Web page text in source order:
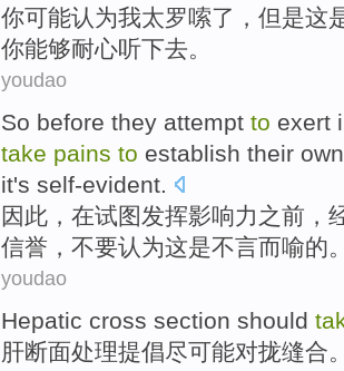
你可能认为我太罗嗦了， 但是这
你能够耐心听下去。
youdao
So before they attempt to exert
take pains to establish their own
it's self-evident.
因此，在试图发挥影响力 之前 ，
信誉 ， 不要认为这是不言而喻的
youdao
Hepatic cross section should
肝断面处理提倡尽可能对拢缝合